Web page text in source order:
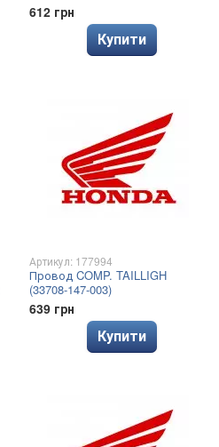
612 грн
Купити
Артикул: 177994
Провод COMP. TAILLIGH
(33708-147-003)
639 грн
Купити